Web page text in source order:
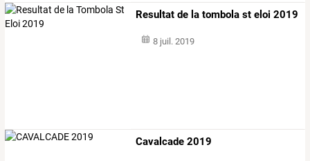
Resultat de la tombola st eloi 2019
8 juil. 2019
Cavalcade 2019